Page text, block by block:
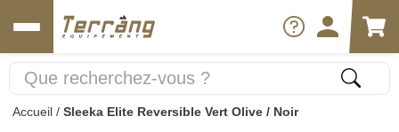
Accueil / Sleeka Elite Reversible Vert Olive / Noir